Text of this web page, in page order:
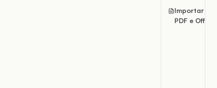
Importar
PDF e Office